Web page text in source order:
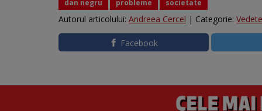
dan negru probleme societate
Autorul articolului: Andreea Cercel | Categorie: Vedete
Facebook